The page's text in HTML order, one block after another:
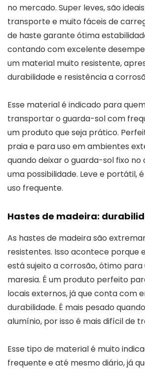
no mercado. Super leves, são
transporte e muito fáceis de
de haste garante ótima
contando com excelente
um material muito resistente,
durabilidade e resistência a
Esse material é indicado para
transportar o guarda-sol com
um produto que seja prático.
praia e para uso em ambientes
quando deixar o guarda-sol fixo
uma possibilidade. Leve e portátil,
uso frequente.
Hastes de madeira:
As hastes de madeira são
resistentes. Isso acontece porque
está sujeito a corrosão, ótimo para
maresia. É um produto perfeito
locais externos, já que conta com
durabilidade. É mais pesado
alumínio, por isso é mais difícil de
Esse tipo de material é muito
frequente e até mesmo diário, já